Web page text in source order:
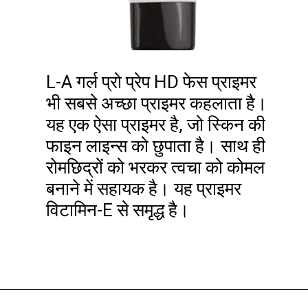
L-A गर्ल प्रो प्रेप HD फेस प्राइमर
भी सबसे अच्छा प्राइमर कहलाता है।
यह एक ऐसा प्राइमर है, जो स्किन की
फाइन लाइन्स को छुपाता है। साथ ही
रोमछिद्रों को भरकर त्वचा को कोमल
बनाने में सहायक है। यह प्राइमर
विटामिन-E से समृद्ध है।